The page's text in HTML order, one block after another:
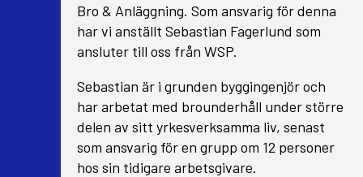
Bro & Anläggning. Som ansvarig för denna
har vi anställt Sebastian Fagerlund som
ansluter till oss från WSP.
Sebastian är i grunden byggingenjör och
har arbetat med brounderhåll under större
delen av sitt yrkesverksamma liv, senast
som ansvarig för en grupp om 12 personer
hos sin tidigare arbetsgivare.